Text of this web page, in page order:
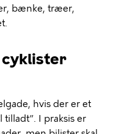
bænke, træer,
cyklister
hvis der er et
tilladt”. I praksis er